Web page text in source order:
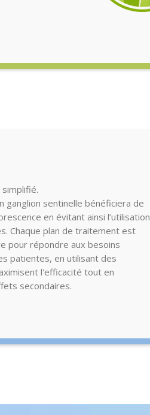
ganglion sentinelle bénéficiera de
en évitant ainsi l’utilisation
Chaque plan de traitement est
pour répondre aux besoins
patientes, en utilisant des
l'efficacité tout en
secondaires.